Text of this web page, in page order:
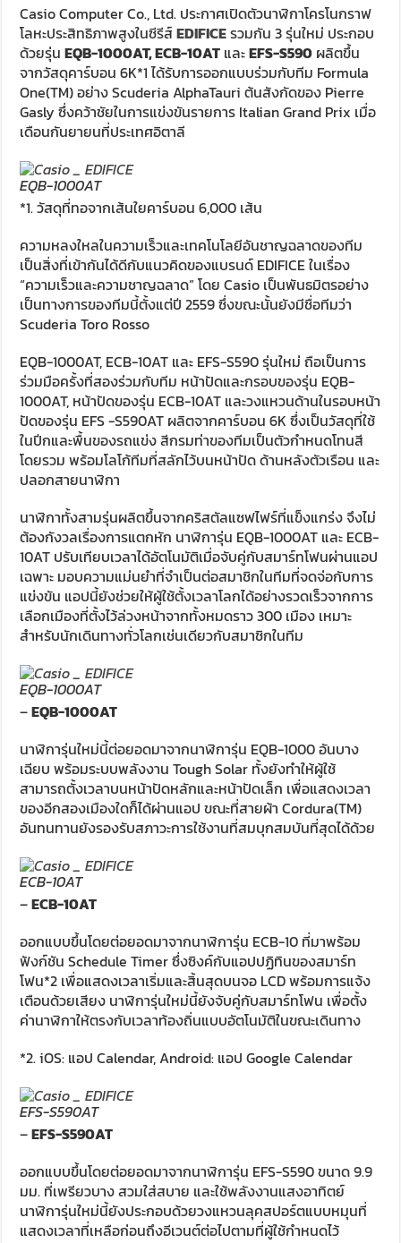
Casio Computer Co., Ltd. ประกาศเปิดตัวนาฬิกาโครโนกราฟ
โลหะประสิทธิภาพสูงในซีรีส์EDIFICEรวมกัน 3 รุ่นใหม่ ประกอบ
ด้วยรุ่นEQB-1000AT, ECB-10AT และEFS-S590 ผลิตขึ้น
จากวัสดุคาร์บอน 6K*1 ได้รับการออกแบบร่วมกับทีม Formula
One(TM) อย่าง Scuderia AlphaTauri ต้นสังกัดของ Pierre
Gasly ซึ่งคว้าชัยในการแข่งขันรายการ Italian Grand Prix เมื่อ
เดือนกันยายนที่ประเทศอิตาลี
EQB-1000AT
*1. วัสดุที่ทอจากเส้นใยคาร์บอน 6,000 เส้น
ความหลงใหลในความเร็วและเทคโนโลยีอันชาญฉลาดของทีม
เป็นสิ่งที่เข้ากันได้ดีกับแนวคิดของแบรนด์ EDIFICE ในเรื่อง
“ความเร็วและความชาญฉลาด” โดย Casio เป็นพันธมิตรอย่าง
เป็นทางการของทีมนี้ตั้งแต่ปี 2559 ซึ่งขณะนั้นยังมีชื่อทีมว่า
Scuderia Toro Rosso
EQB-1000AT, ECB-10AT และ EFS-S590 รุ่นใหม่ ถือเป็นการ
ร่วมมือครั้งที่สองร่วมกับทีม หน้าปัดและกรอบของรุ่น EQB-
1000AT, หน้าปัดของรุ่น ECB-10AT และวงแหวนด้านในรอบหน้า
ปัดของรุ่น EFS -S590AT ผลิตจากคาร์บอน 6K ซึ่งเป็นวัสดุที่ใช้
ในปีกและพื้นของรถแข่ง สีกรมท่าของทีมเป็นตัวกำหนดโทนสี
โดยรวม พร้อมโลโก้ทีมที่สลักไว้บนหน้าปัด ด้านหลังตัวเรือน และ
ปลอกสายนาฬิกา
นาฬิกาทั้งสามรุ่นผลิตขึ้นจากคริสตัลแซฟไฟร์ที่แข็งแกร่ง จึงไม่
ต้องกังวลเรื่องการแตกหัก นาฬิการุ่น EQB-1000AT และ ECB-
10AT ปรับเทียบเวลาได้อัตโนมัติเมื่อจับคู่กับสมาร์ทโฟนผ่านแอป
เฉพาะ มอบความแม่นยำที่จำเป็นต่อสมาชิกในทีมที่จดจ่อกับการ
แข่งขัน แอปนี้ยังช่วยให้ผู้ใช้ตั้งเวลาโลกได้อย่างรวดเร็วจากการ
เลือกเมืองที่ตั้งไว้ล่วงหน้าจากทั้งหมดราว 300 เมือง เหมาะ
สำหรับนักเดินทางทั่วโลกเช่นเดียวกับสมาชิกในทีม
EQB-1000AT
–EQB-1000AT
นาฬิการุ่นใหม่นี้ต่อยอดมาจากนาฬิการุ่น EQB-1000 อันบาง
เฉียบ พร้อมระบบพลังงาน Tough Solar ทั้งยังทำให้ผู้ใช้
สามารถตั้งเวลาบนหน้าปัดหลักและหน้าปัดเล็ก เพื่อแสดงเวลา
ของอีกสองเมืองใดก็ได้ผ่านแอป ขณะที่สายผ้า Cordura(TM)
อันทนทานยังรองรับสภาวะการใช้งานที่สมบุกสมบันที่สุดได้ด้วย
ECB-10AT
–ECB-10AT
ออกแบบขึ้นโดยต่อยอดมาจากนาฬิการุ่น ECB-10 ที่มาพร้อม
ฟังก์ชัน Schedule Timer ซึ่งซิงค์กับแอปปฏิทินของสมาร์ท
โฟน*2 เพื่อแสดงเวลาเริ่มและสิ้นสุดบนจอ LCD พร้อมการแจ้ง
เตือนด้วยเสียง นาฬิการุ่นใหม่นี้ยังจับคู่กับสมาร์ทโฟน เพื่อตั้ง
ค่านาฬิกาให้ตรงกับเวลาท้องถิ่นแบบอัตโนมัติในขณะเดินทาง
*2. iOS: แอป Calendar, Android: แอป Google Calendar
EFS-S590AT
–EFS-S590AT
ออกแบบขึ้นโดยต่อยอดมาจากนาฬิการุ่น EFS-S590 ขนาด 9.9
มม. ที่เพรียวบาง สวมใส่สบาย และใช้พลังงานแสงอาทิตย์
นาฬิการุ่นใหม่นี้ยังประกอบด้วยวงแหวนลุคสปอร์ตแบบหมุนที่
แสดงเวลาที่เหลือก่อนถึงอีเวนต์ต่อไปตามที่ผู้ใช้กำหนดไว้